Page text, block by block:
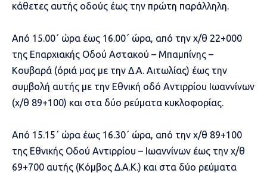
κάθετες αυτής οδούς έως την πρώτη παράλληλη.
Από 15.00΄ ώρα έως 16.00΄ ώρα, από την χ/θ 22+000
της Επαρχιακής Οδού Αστακού – Μπαμπίνης –
Κουβαρά (όριά μας με την Δ.Α. Αιτωλίας) έως την
συμβολή αυτής με την Εθνική οδό Αντιρρίου Ιωαννίνων
(χ/θ 89+100) και στα δύο ρεύματα κυκλοφορίας.
Από 15.15΄ ώρα έως 16.30΄ ώρα, από την χ/θ 89+100
της Εθνικής Οδού Αντιρρίου – Ιωαννίνων έως την χ/θ
69+700 αυτής (Κόμβος Δ.Α.Κ.) και στα δύο ρεύματα